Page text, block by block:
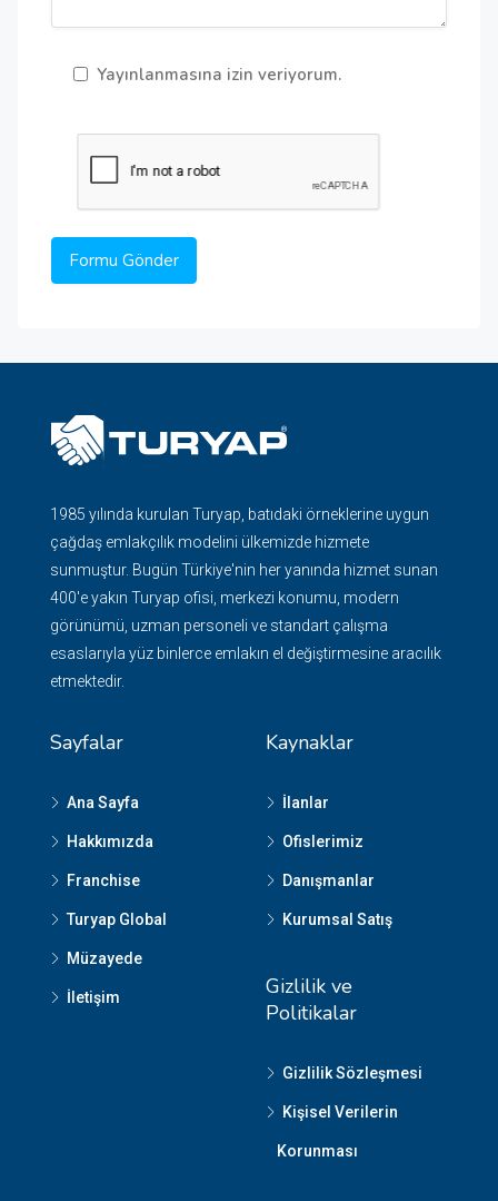
Yayınlanmasına izin veriyorum.
1985 yılında kurulan Turyap, batıdaki örneklerine uygun
çağdaş emlakçılık modelini ülkemizde hizmete
sunmuştur. Bugün Türkiye'nin her yanında hizmet sunan
400'e yakın Turyap ofisi, merkezi konumu, modern
görünümü, uzman personeli ve standart çalışma
esaslarıyla yüz binlerce emlakın el değiştirmesine aracılık
etmektedir.
Sayfalar
Ana Sayfa
Hakkımızda
Franchise
Turyap Global
Müzayede
İletişim
Kaynaklar
İlanlar
Ofislerimiz
Danışmanlar
Kurumsal Satış
Gizlilik ve
Politikalar
Gizlilik Sözleşmesi
Kişisel Verilerin
Korunması